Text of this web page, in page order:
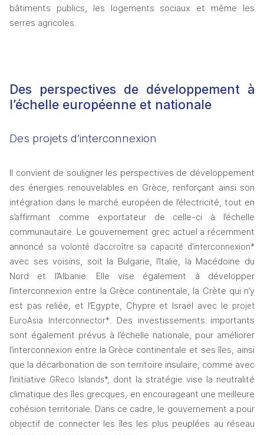
bâtiments publics, les logements sociaux et même les
serres agricoles.
Des perspectives de développement à
l’échelle européenne et nationale
Des projets d’interconnexion
Il convient de souligner les perspectives de développement
des énergies renouvelables en Grèce, renforçant ainsi son
intégration dans le marché européen de l’électricité, tout en
s’affirmant comme exportateur de celle-ci à l’échelle
communautaire. Le gouvernement grec actuel a récemment
annoncé sa volonté d’accroître sa capacité d’interconnexion*
avec ses voisins, soit la Bulgarie, l’Italie, la Macédoine du
Nord et l’Albanie. Elle vise également à développer
l’interconnexion entre la Grèce continentale, la Crète qui n’y
est pas reliée, et l’Egypte, Chypre et Israël avec le projet
EuroAsia Interconnector*. Des investissements importants
sont également prévus à l’échelle nationale, pour améliorer
l’interconnexion entre la Grèce continentale et ses îles, ainsi
que la décarbonation de son territoire insulaire, comme avec
l’initiative GReco Islands*, dont la stratégie vise la neutralité
climatique des îles grecques, en encourageant une meilleure
cohésion territoriale. Dans ce cadre, le gouvernement a pour
objectif de connecter les îles les plus peuplées au réseau